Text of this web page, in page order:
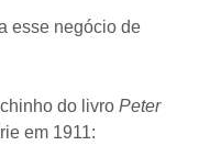
esse negócio de
do livroPeter
em 1911: